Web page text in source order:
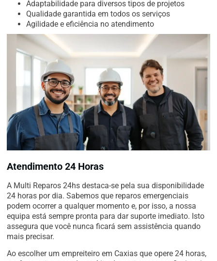
Adaptabilidade para diversos tipos de projetos
Qualidade garantida em todos os serviços
Agilidade e eficiência no atendimento
Atendimento 24 Horas
A Multi Reparos 24hs destaca-se pela sua disponibilidade
24 horas por dia. Sabemos que reparos emergenciais
podem ocorrer a qualquer momento e, por isso, a nossa
equipa está sempre pronta para dar suporte imediato. Isto
assegura que você nunca ficará sem assistência quando
mais precisar.
Ao escolher um empreiteiro em Caxias que opere 24 horas,